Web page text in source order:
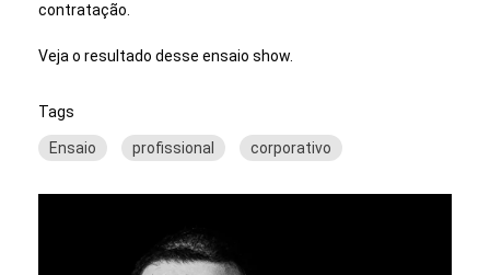
contratação.
Veja o resultado desse ensaio show.
Tags
Ensaio profissional corporativo